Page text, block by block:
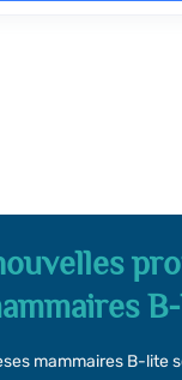
mammaires B-lite